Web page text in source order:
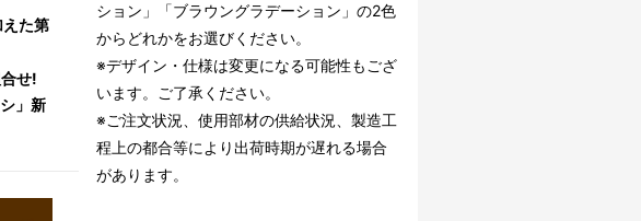
た第
せ!
」新
ション」「ブラウングラデーション」の2色
からどれかをお選びください。
※デザイン・仕様は変更になる可能性もござ
います。ご了承ください。
※ご注文状況、使用部材の供給状況、製造工
程上の都合等により出荷時期が遅れる場合
があります。